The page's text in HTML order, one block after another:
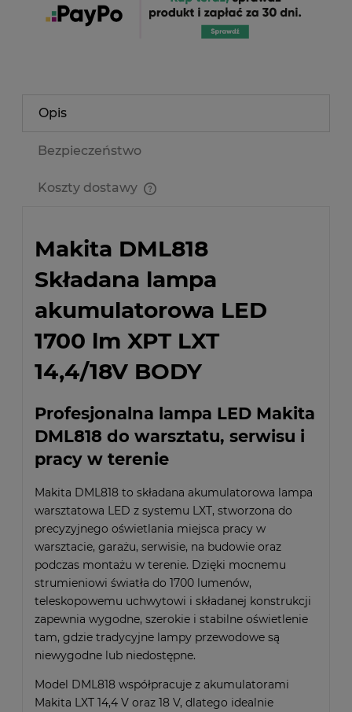
Opis
Bezpieczeństwo
Koszty dostawy
Makita DML818
Składana lampa
akumulatorowa LED
1700 lm XPT LXT
14,4/18V BODY
Profesjonalna lampa LED Makita
DML818 do warsztatu, serwisu i
pracy w terenie
Makita DML818 to składana akumulatorowa lampa
warsztatowa LED z systemu LXT, stworzona do
precyzyjnego oświetlania miejsca pracy w
warsztacie, garażu, serwisie, na budowie oraz
podczas montażu w terenie. Dzięki mocnemu
strumieniowi światła do 1700 lumenów,
teleskopowemu uchwytowi i składanej konstrukcji
zapewnia wygodne, szerokie i stabilne oświetlenie
tam, gdzie tradycyjne lampy przewodowe są
niewygodne lub niedostępne.
Model DML818 współpracuje z akumulatorami
Makita LXT 14,4 V oraz 18 V, dlatego idealnie